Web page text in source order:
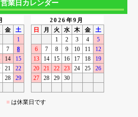
営業日カレンダー